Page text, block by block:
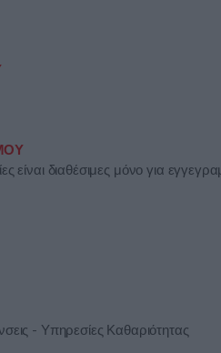
είναι διαθέσιμες μόνο για
- Υπηρεσίες Καθαριότητας